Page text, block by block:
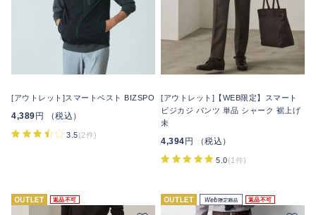
[アウトレット]スマートベスト BIZSPO
4,389 円 （税込）
3.5(2件)
[アウトレット]【WEB限定】スマート
ビジカジ パンツ 単品 シャーク 裾上げ
未
4,394 円 （税込）
5.0(1件)
返品不可 返品不可